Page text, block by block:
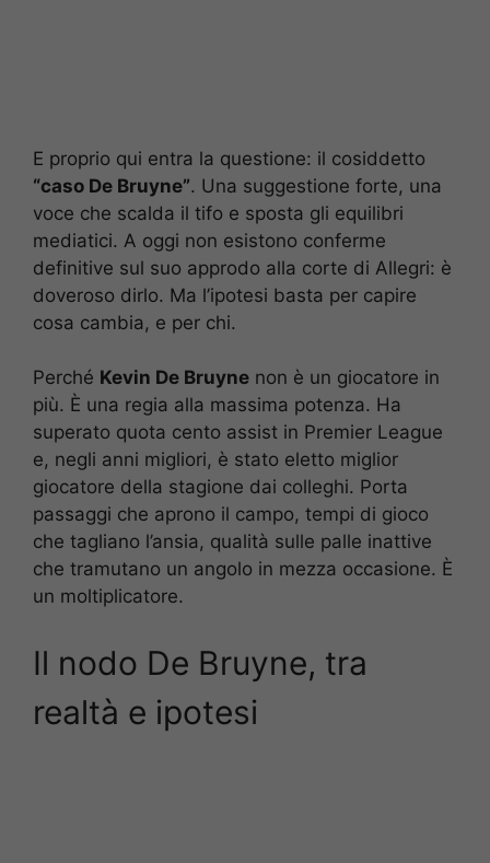
E proprio qui entra la questione: il cosiddetto
“caso De Bruyne”. Una suggestione forte, una
voce che scalda il tifo e sposta gli equilibri
mediatici. A oggi non esistono conferme
definitive sul suo approdo alla corte di Allegri: è
doveroso dirlo. Ma l’ipotesi basta per capire
cosa cambia, e per chi.
Perché Kevin De Bruyne non è un giocatore in
più. È una regia alla massima potenza. Ha
superato quota cento assist in Premier League
e, negli anni migliori, è stato eletto miglior
giocatore della stagione dai colleghi. Porta
passaggi che aprono il campo, tempi di gioco
che tagliano l’ansia, qualità sulle palle inattive
che tramutano un angolo in mezza occasione. È
un moltiplicatore.
Il nodo De Bruyne, tra
realtà e ipotesi